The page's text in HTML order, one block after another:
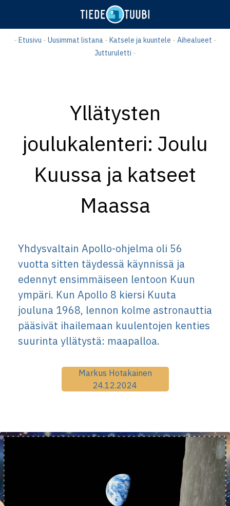
- Etusivu - Uusimmat listana- Katsele ja kuuntele - Aihealueet -
Jutturuletti -
Yllätysten
joulukalenteri: Joulu
Kuussa ja katseet
Maassa
Yhdysvaltain Apollo-ohjelma oli 56
vuotta sitten täydessä käynnissä ja
edennyt ensimmäiseen lentoon Kuun
ympäri. Kun Apollo 8 kiersi Kuuta
jouluna 1968, lennon kolme astronauttia
pääsivät ihailemaan kuulentojen kenties
suurinta yllätystä: maapalloa.
Markus Hotakainen
24.12.2024